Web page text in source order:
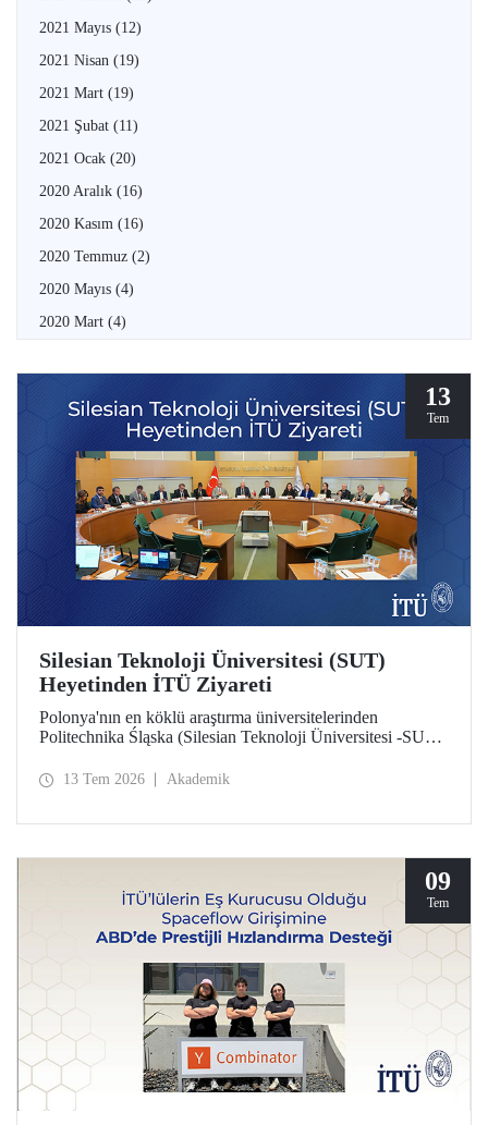
2021 Mayıs (12)
2021 Nisan (19)
2021 Mart (19)
2021 Şubat (11)
2021 Ocak (20)
2020 Aralık (16)
2020 Kasım (16)
2020 Temmuz (2)
2020 Mayıs (4)
2020 Mart (4)
13
Tem
Silesian Teknoloji Üniversitesi (SUT)
Heyetinden İTÜ Ziyareti
Polonya'nın en köklü araştırma üniversitelerinden
Politechnika Śląska (Silesian Teknoloji Üniversitesi -SUT)
arasındaki potansiyel iş birlikleri üzerine değerlendirmelerin
13 Tem 2026 Akademik
09
Tem